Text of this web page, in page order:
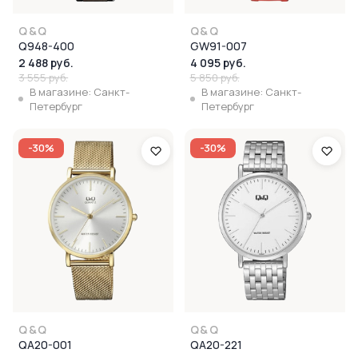
Q&Q
Q948-400
2 488 руб.
3 555 руб.
В магазине: Санкт-
Петербург
Q&Q
GW91-007
4 095 руб.
5 850 руб.
В магазине: Санкт-
Петербург
-30%
Q&Q
QA20-001
-30%
Q&Q
QA20-221